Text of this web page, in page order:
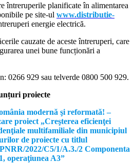
întreruperile planificate în alimentarea
pe site-ul www.distributie-
energie electrică.
cauzate de aceste întreruperi, care
unei bune funcționări a
0266 929 sau telverde 0800 500 929.
proiecte
modernă şi reformată! –
proiect „Creşterea eficienţei
multifamiliale din municipiul
de proiecte cu titlul
2022/C5/1/A.3./2 Componenta
operaţiunea A3”